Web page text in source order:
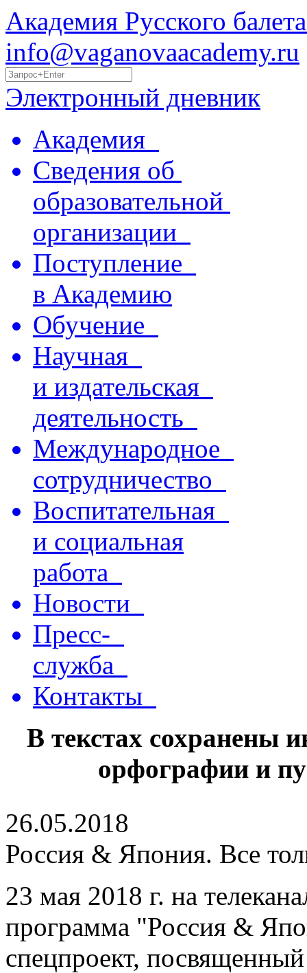
Академия Русского
info@vaganovaacademy.ru
Электронный дневник
Академия
Сведения об
образовательной
организации
Поступление
в Академию
Обучение
Научная
и издательская
деятельность
Международное
сотрудничество
Воспитательная
и социальная
работа
Новости
Пресс-
служба
Контакты
В текстах сохранены
орфографии и
26.05.2018
Россия & Япония. Все
23 мая 2018 г. на
программа "Россия &
спецпроект,